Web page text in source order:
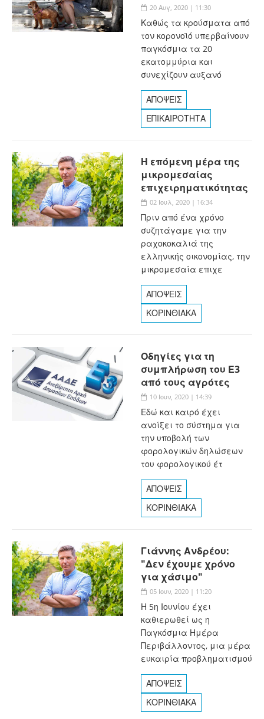
20 Αυγ, 2020 | 11:30
Καθώς τα κρούσματα από
τον κορονοϊό υπερβαίνουν
παγκόσμια τα 20
εκατομμύρια και
συνεχίζουν αυξανό
ΑΠΟΨΕΙΣ
ΕΠΙΚΑΙΡΟΤΗΤΑ
Η επόμενη μέρα της
μικρομεσαίας
επιχειρηματικότητας
02 Ιουλ, 2020 | 16:34
Πριν από ένα χρόνο
συζητάγαμε για την
ραχοκοκαλιά της
ελληνικής οικονομίας, την
μικρομεσαία επιχε
ΑΠΟΨΕΙΣ
ΚΟΡΙΝΘΙΑΚΑ
Οδηγίες για τη
συμπλήρωση του Ε3
από τους αγρότες
10 Ιουν, 2020 | 14:39
Εδώ και καιρό έχει
ανοίξει το σύστημα για
την υποβολή των
φορολογικών δηλώσεων
του φορολογικού έτ
ΑΠΟΨΕΙΣ
ΚΟΡΙΝΘΙΑΚΑ
Γιάννης Ανδρέου:
"Δεν έχουμε χρόνο
για χάσιμο"
05 Ιουν, 2020 | 11:20
Η 5η Ιουνίου έχει
καθιερωθεί ως η
Παγκόσμια Ημέρα
Περιβάλλοντος, μια μέρα
ευκαιρία προβληματισμού
ΑΠΟΨΕΙΣ
ΚΟΡΙΝΘΙΑΚΑ